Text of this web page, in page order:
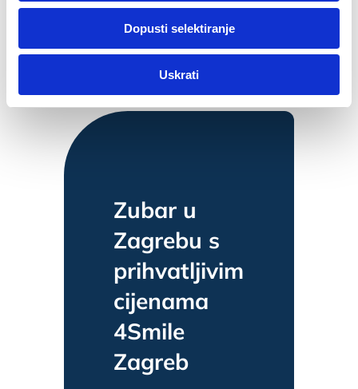
dok ste upotrebljavali njihove usluge.
Marketinški
Dopusti selektiranje
Uskrati
Zubar u
Zagrebu s
prihvatljivim
cijenama
4Smile
Zagreb